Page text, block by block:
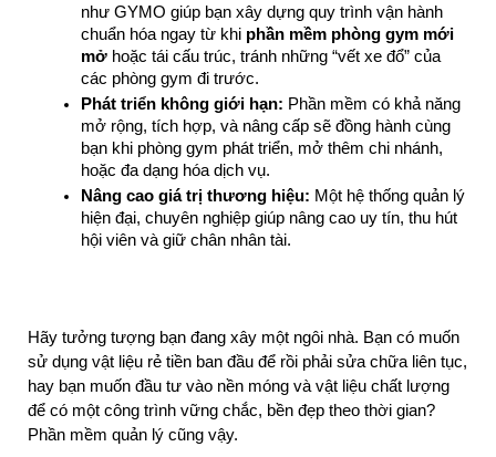
như GYMO giúp bạn xây dựng quy trình vận hành
chuẩn hóa ngay từ khi phần mềm phòng gym mới
mở hoặc tái cấu trúc, tránh những “vết xe đổ” của
các phòng gym đi trước.
Phát triển không giới hạn: Phần mềm có khả năng
mở rộng, tích hợp, và nâng cấp sẽ đồng hành cùng
bạn khi phòng gym phát triển, mở thêm chi nhánh,
hoặc đa dạng hóa dịch vụ.
Nâng cao giá trị thương hiệu: Một hệ thống quản lý
hiện đại, chuyên nghiệp giúp nâng cao uy tín, thu hút
hội viên và giữ chân nhân tài.
Hãy tưởng tượng bạn đang xây một ngôi nhà. Bạn có muốn
sử dụng vật liệu rẻ tiền ban đầu để rồi phải sửa chữa liên tục,
hay bạn muốn đầu tư vào nền móng và vật liệu chất lượng
để có một công trình vững chắc, bền đẹp theo thời gian?
Phần mềm quản lý cũng vậy.